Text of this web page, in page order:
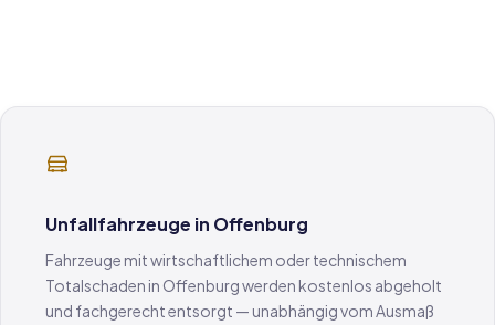
Unfallfahrzeuge in Offenburg
Fahrzeuge mit wirtschaftlichem oder technischem
Totalschaden in Offenburg werden kostenlos abgeholt
und fachgerecht entsorgt — unabhängig vom Ausmaß